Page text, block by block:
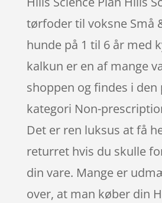
tørfoder til voksne Små
hunde på 1 til 6 år med
kalkun er en af mange
shoppen og findes i
kategori Non-
Det er ren luksus at få
returret hvis du skulle
din vare. Mange er
over, at man køber din